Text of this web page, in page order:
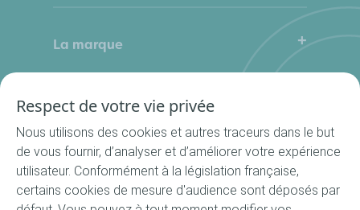
La marque
Qui sommes-nous
Où nous trouver ?
La Cuisine du Bocal
Nos rondelles
Nos accessoires
Recettes
Respect de votre vie privée
Nous utilisons des cookies et autres traceurs dans le but
de vous fournir, d’analyser et d’améliorer votre expérience
utilisateur. Conformément à la législation française,
certains cookies de mesure d'audience sont déposés par